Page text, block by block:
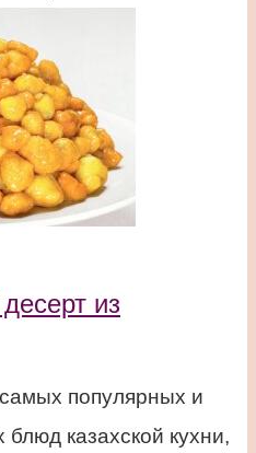
из
популярных и
казахской кухни,